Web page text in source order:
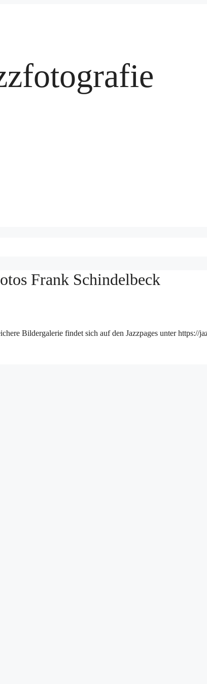
Frank Schindelbeck
Bildergalerie findet sich auf den Jazzpages unter https://